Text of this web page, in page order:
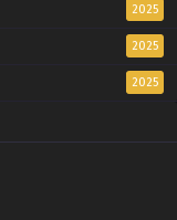
2025
2025
2025